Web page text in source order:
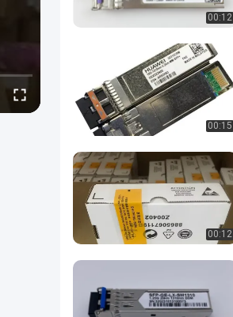
00:12
00:15
00:12